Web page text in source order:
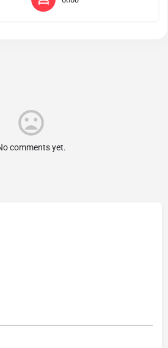
comments yet.